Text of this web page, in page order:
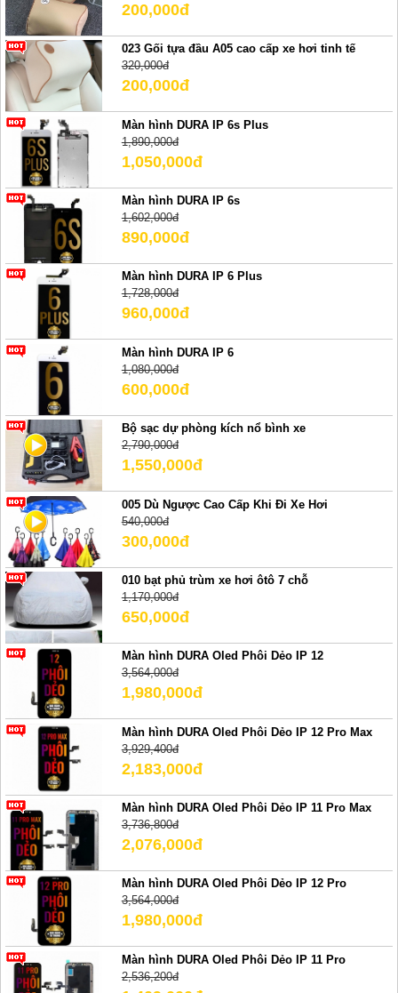
200,000đ
023 Gối tựa đầu A05 cao cấp xe hơi tinh tế
320,000đ
200,000đ
Màn hình DURA IP 6s Plus
1,890,000đ
1,050,000đ
Màn hình DURA IP 6s
1,602,000đ
890,000đ
Màn hình DURA IP 6 Plus
1,728,000đ
960,000đ
Màn hình DURA IP 6
1,080,000đ
600,000đ
Bộ sạc dự phòng kích nổ bình xe
2,790,000đ
1,550,000đ
005 Dù Ngược Cao Cấp Khi Đi Xe Hơi
540,000đ
300,000đ
010 bạt phủ trùm xe hơi ôtô 7 chỗ
1,170,000đ
650,000đ
Màn hình DURA Oled Phôi Dẻo IP 12
3,564,000đ
1,980,000đ
Màn hình DURA Oled Phôi Dẻo IP 12 Pro Max
3,929,400đ
2,183,000đ
Màn hình DURA Oled Phôi Dẻo IP 11 Pro Max
3,736,800đ
2,076,000đ
Màn hình DURA Oled Phôi Dẻo IP 12 Pro
3,564,000đ
1,980,000đ
Màn hình DURA Oled Phôi Dẻo IP 11 Pro
2,536,200đ